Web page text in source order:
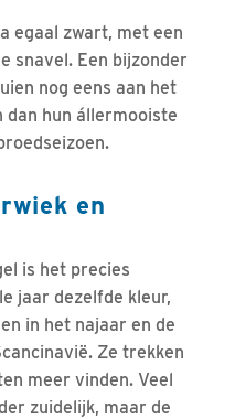
egaal zwart, met een
snavel. Een bijzonder
nog eens aan het
dan hun állermooiste
en
is het precies
jaar dezelfde kleur,
in het najaar en de
Ze trekken
meer vinden. Veel
zuidelijk, maar de